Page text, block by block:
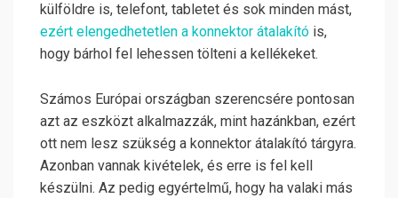
külföldre is, telefont, tabletet és sok minden mást,
ezért elengedhetetlen a konnektor átalakító is,
hogy bárhol fel lehessen tölteni a kellékeket.
Számos Európai országban szerencsére pontosan
azt az eszközt alkalmazzák, mint hazánkban, ezért
ott nem lesz szükség a konnektor átalakító tárgyra.
Azonban vannak kivételek, és erre is fel kell
készülni. Az pedig egyértelmű, hogy ha valaki más